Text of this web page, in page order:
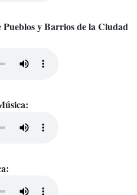
y Barrios de la Ciudad